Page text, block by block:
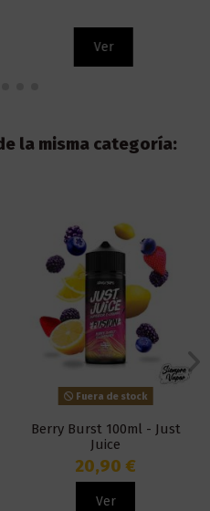
Ver
la misma categoría:
Fuera de stock
Berry Burst 100ml - Just
Juice
20,90 €
Ver